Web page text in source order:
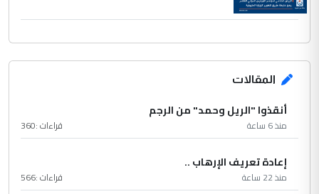
المقالات
أنقذوا "الريل وحمد" من الرجم
منذ 6 ساعة قراءات :360
إعادة تعريف الإرهاب ..
منذ 22 ساعة قراءات :566